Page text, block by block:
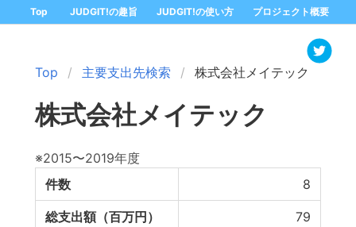
Top JUDGIT!の趣旨 JUDGIT!の使い方 プロジェクト概要
Top 主要支出先検索 株式会社メイテック
株式会社メイテック
※2015〜2019年度
件数
8
総支出額（百万円） 79